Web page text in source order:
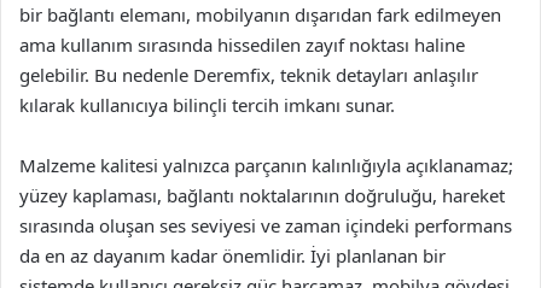
bir bağlantı elemanı, mobilyanın dışarıdan fark edilmeyen
ama kullanım sırasında hissedilen zayıf noktası haline
gelebilir. Bu nedenle Deremfix, teknik detayları anlaşılır
kılarak kullanıcıya bilinçli tercih imkanı sunar.
Malzeme kalitesi yalnızca parçanın kalınlığıyla açıklanamaz;
yüzey kaplaması, bağlantı noktalarının doğruluğu, hareket
sırasında oluşan ses seviyesi ve zaman içindeki performans
da en az dayanım kadar önemlidir. İyi planlanan bir